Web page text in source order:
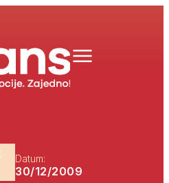
Datum:
30/12/2009